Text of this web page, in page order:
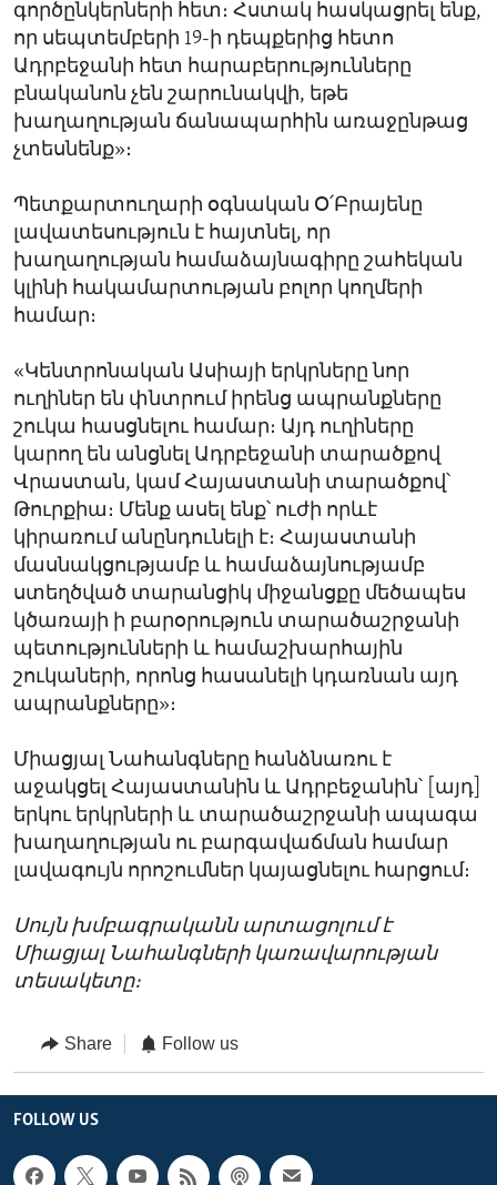
գործընկերների հետ։ Հստակ հասկացրել ենք,
որ սեպտեմբերի 19-ի դեպքերից հետո
Ադրբեջանի հետ հարաբերությունները
բնականոն չեն շարունակվի, եթե
խաղաղության ճանապարհին առաջընթաց
չտեսնենք»։
Պետքարտուղարի օգնական Օ՛Բրայենը
լավատեսություն է հայտնել, որ
խաղաղության համաձայնագիրը շահեկան
կլինի հակամարտության բոլոր կողմերի
համար։
«Կենտրոնական Ասիայի երկրները նոր
ուղիներ են փնտրում իրենց ապրանքները
շուկա հասցնելու համար։ Այդ ուղիները
կարող են անցնել Ադրբեջանի տարածքով
Վրաստան, կամ Հայաստանի տարածքով՝
Թուրքիա։ Մենք ասել ենք՝ ուժի որևէ
կիրառում անընդունելի է։ Հայաստանի
մասնակցությամբ և համաձայնությամբ
ստեղծված տարանցիկ միջանցքը մեծապես
կծառայի ի բարօրություն տարածաշրջանի
պետությունների և համաշխարհային
շուկաների, որոնց հասանելի կդառնան այդ
ապրանքները»։
Միացյալ Նահանգները հանձնառու է
աջակցել Հայաստանին և Ադրբեջանին՝ [այդ]
երկու երկրների և տարածաշրջանի ապագա
խաղաղության ու բարգավաճման համար
լավագույն որոշումներ կայացնելու հարցում։
Սույն խմբագրականն արտացոլում է
Միացյալ Նահանգների կառավարության
տեսակետը։
Share Follow us
FOLLOW US